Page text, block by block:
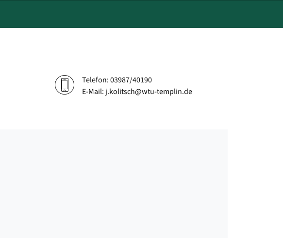
Telefon: 03987/40190
E-Mail: j.kolitsch@wtu-templin.de